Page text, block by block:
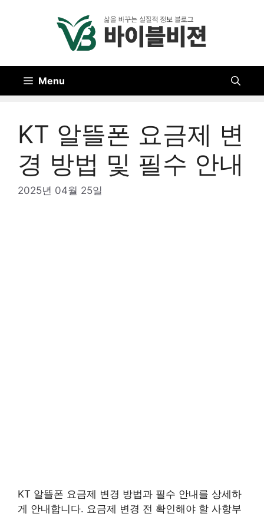
Menu
KT 알뜰폰 요금제 변
경 방법 및 필수 안내
2025년 04월 25일
KT 알뜰폰 요금제 변경 방법과 필수 안내를 상세하
게 안내합니다. 요금제 변경 전 확인해야 할 사항부